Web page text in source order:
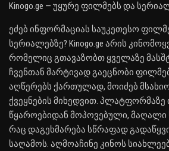
Kinogo.ge — უყურე ფილმებს და
ეძებ ინფორმაციას საუკეთესო
სერიალებზე? Kinogo.ge არის
რომელიც გთავაზობთ ყველაზე
ჩვენთან მარტივად გაეცნობი
აღწერებს ქართულად, მოიძებ
ქვეყნების მიხედვით.
წყაროებიდან მოპოვებული, მაღალი
რაც დაგეხმარება სწრაფად
საღამოს. აღმოაჩინე კინოს